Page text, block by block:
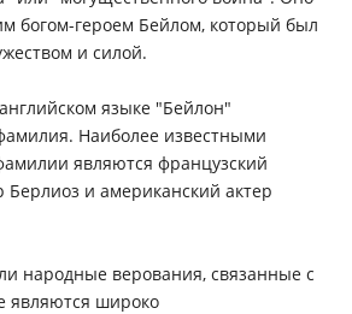
богом-героем Бейлом, который был
и силой.
языке "Бейлон"
Наиболее известными
являются французский
Берлиоз и американский актер
народные верования, связанные с
являются широко